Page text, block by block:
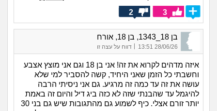
3
2
בן 18_1343, בן 18, אורח
28/06/26 13:51 דווח על עצה זו
איזה מדהים לקרוא את זה! אני בן 18 וגם אני מוצץ אצבע
וחשבתי כל הזמן שאני היחיד, קשה להסביר למי שלא
עושה את זה עד כמה זה מרגיע. גם אני ניסיתי הרבה
להיגמל עד שהבנתי שזה לא כזה ביג דיל והיום זה באמת
יותר זורם אצלי. כיף לשמוע גם מהתגובות שיש גם בני 30